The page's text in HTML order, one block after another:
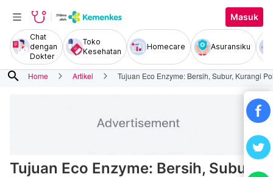
Masuk
Chat
dengan
Dokter
Toko
Kesehatan
Homecare Asuransiku
search Home Artikel Tujuan Eco Enzyme: Bersih, Subur, Kurangi
Tujuan Eco Enzyme: Bersih, Subur,